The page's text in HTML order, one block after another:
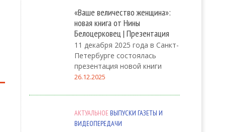
«Ваше величество женщина»:
новая книга от Нины
Белоцерковец | Презентация
11 декабря 2025 года в Санкт-
Петербурге состоялась
презентация новой книги
26.12.2025
АКТУАЛЬНОЕВЫПУСКИ ГАЗЕТЫ И
ВИДЕОПЕРЕДАЧИ